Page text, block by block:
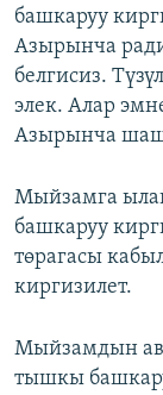
башкаруу
Азырынча
белгисиз.
элек. Алар
Азырынча
Мыйзамга
башкаруу
төрагасы
киргизилет.
Мыйзамдын
тышкы